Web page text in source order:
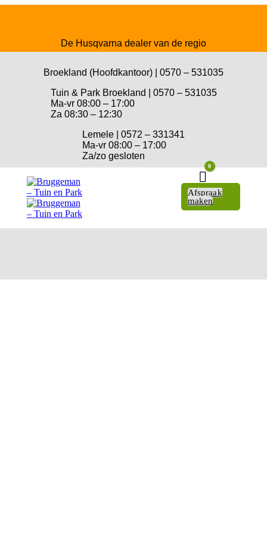
De Husqvarna dealer van de regio
Broekland (Hoofdkantoor) | 0570 – 531035
Tuin & Park Broekland | 0570 – 531035
Ma-vr 08:00 – 17:00
Za 08:30 – 12:30
Lemele | 0572 – 331341
Ma-vr 08:00 – 17:00
Za/zo gesloten
Winkelwagen
0
Afspraak
maken